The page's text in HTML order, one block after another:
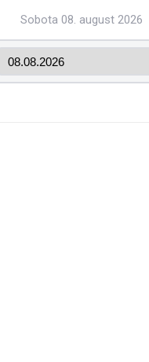
Sobota 08. august 2026